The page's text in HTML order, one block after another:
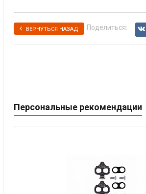
ВЕРНУТЬСЯ НАЗАД Поделиться:
Персональные рекомендации